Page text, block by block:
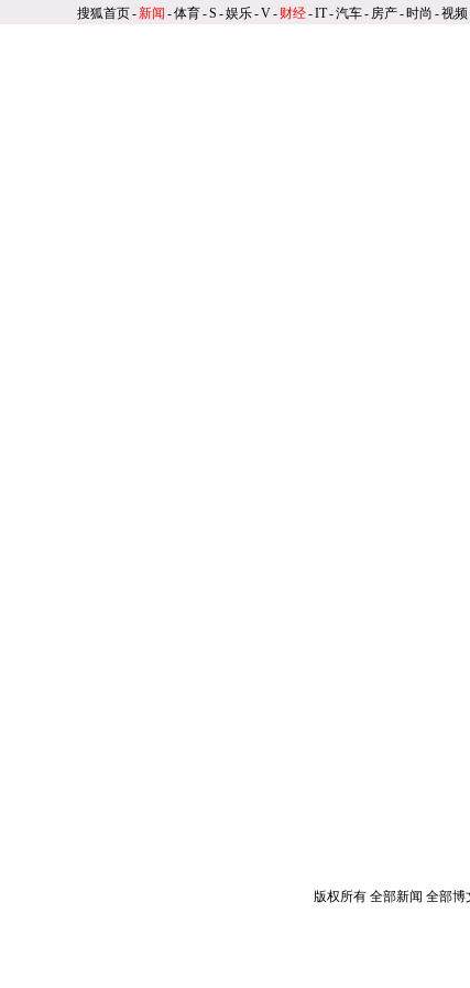
搜狐首页-新闻 -体育-S -娱乐-V- 财经-IT-汽车- 房产- 时尚 -视频
版权所有 全部新闻 全部博